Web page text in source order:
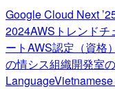
Google Cloud Next
2024AWSトレンドチ
ートAWS認定（資格）
の情シス組織開発室
Language